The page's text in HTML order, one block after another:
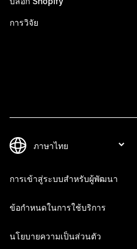
การวิจัย
การเข้าสู่ระบบสำหรับผู้พัฒนา
ข้อกำหนดในการใช้บริการ
นโยบายความเป็นส่วนตัว